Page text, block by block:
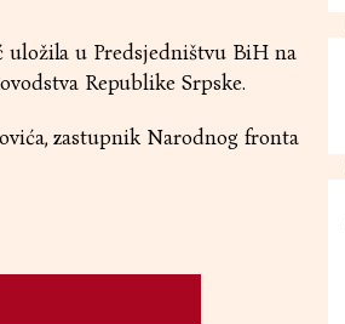
uložila u Predsjedništvu BiH na
Republike Srpske.
zastupnik Narodnog fronta